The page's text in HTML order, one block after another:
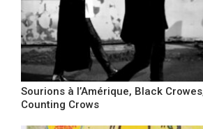
Sourions à l’Amérique, Black
Counting Crows